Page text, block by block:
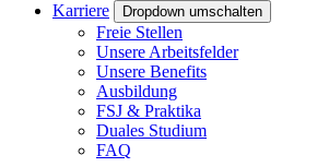
Karriere
Dropdown umschalten
Freie Stellen
Unsere Arbeitsfelder
Unsere Benefits
Ausbildung
FSJ & Praktika
Duales Studium
FAQ